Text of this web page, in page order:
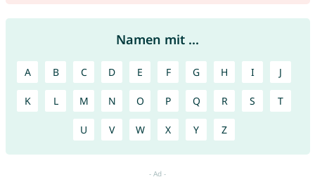
Namen mit ...
A B C D E F G H I J
K L M N O P Q R S T
U V W X Y Z